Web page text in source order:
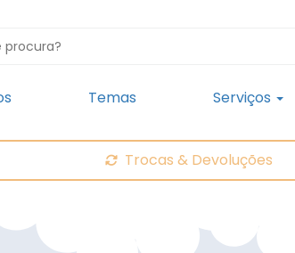
Temas Serviços
Trocas & Devoluções